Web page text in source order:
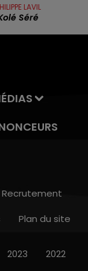
LAVIL
Séré
Recrutement
Plan du site
2023 2022